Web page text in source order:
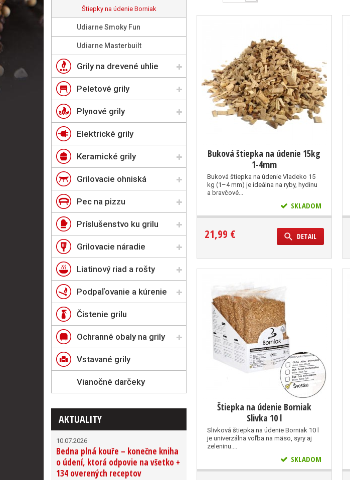
Buková štiepka na údenie 15kg
1-4mm
Buková štiepka na údenie Vladeko 15
kg (1–4 mm) je ideálna na ryby, hydinu
a bravčové...
SKLADOM
21,99 € DETAIL
Štiepka na údenie Borniak
Slivka 10 l
Slivková štiepka na údenie Borniak 10 l
je univerzálna voľba na mäso, syry aj
zeleninu....
SKLADOM
Štiepky na údenie Borniak
Udiarne Smoky Fun
Udiarne Masterbuilt
Grily na drevené uhlie
Peletové grily
Plynové grily
Elektrické grily
Keramické grily
Grilovacie ohniská
Pec na pizzu
Príslušenstvo ku grilu
Grilovacie náradie
Liatinový riad a rošty
Podpaľovanie a kúrenie
Čistenie grilu
Ochranné obaly na grily
Vstavané grily
Vianočné darčeky
AKTUALITY
10.07.2026
Bedna plná kouře – konečne kniha
o údení, ktorá odpovie na všetko +
134 overených receptov